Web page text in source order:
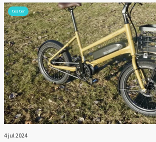
tester
4 jul 2024